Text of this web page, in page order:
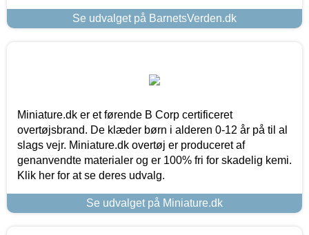
Se udvalget på BarnetsVerden.dk
Miniature.dk er et førende B Corp certificeret
overtøjsbrand. De klæder børn i alderen 0-12 år på til al
slags vejr. Miniature.dk overtøj er produceret af
genanvendte materialer og er 100% fri for skadelig kemi.
Klik her for at se deres udvalg.
Se udvalget på Miniature.dk